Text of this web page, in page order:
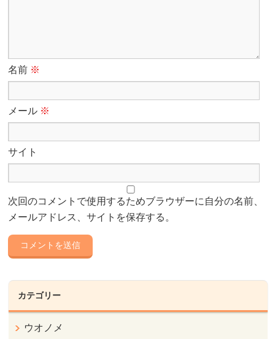
名前 ※
メール ※
サイト
次回のコメントで使用するためブラウザーに自分の名前、
メールアドレス、サイトを保存する。
カテゴリー
ウオノメ